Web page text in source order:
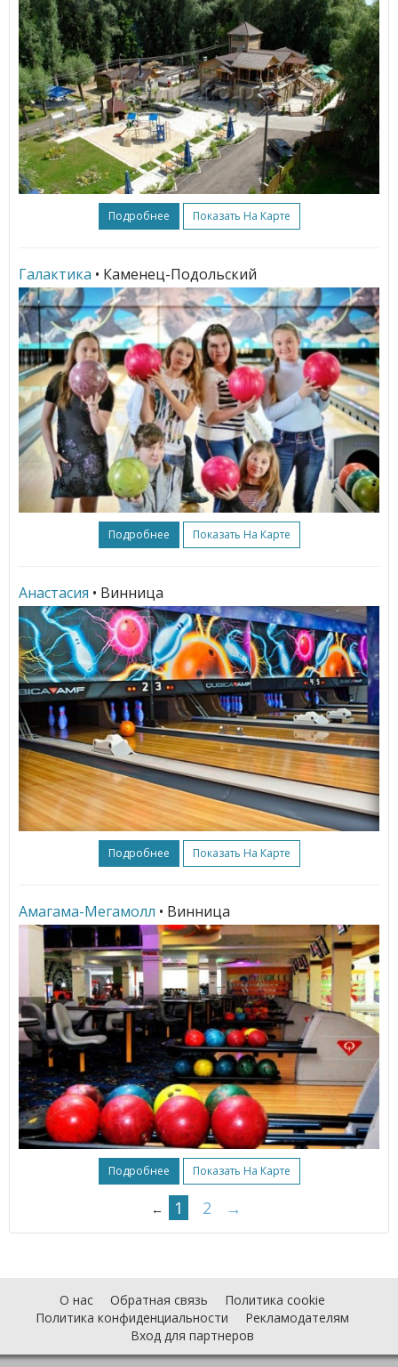
Подробнее Показать На Карте
Галактика • Каменец-Подольский
Подробнее Показать На Карте
Анастасия • Винница
Подробнее Показать На Карте
Амагама-Мегамолл • Винница
Подробнее Показать На Карте
← 1 2 →
О нас Обратная связь
Политика cookie
Политика конфиденциальности
Рекламодателям
Вход для партнеров